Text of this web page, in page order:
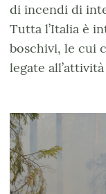
di incendi di
Tutta l’Italia è
boschivi, le cui
legate
Rischio incendi